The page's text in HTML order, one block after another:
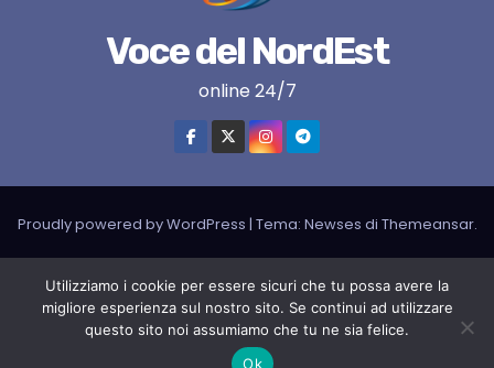
Voce del NordEst
online 24/7
Proudly powered by WordPress | Tema: Newses di Themeansar.
LIVE RADIO
RADIONORDEST
Il mio account
SPORT FURLAN PAR FURLAN – In collaborazione con A.S.F.
Utilizziamo i cookie per essere sicuri che tu possa avere la
migliore esperienza sul nostro sito. Se continui ad utilizzare
questo sito noi assumiamo che tu ne sia felice.
Ok